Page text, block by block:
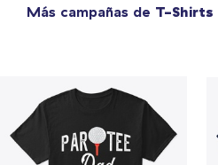
Más campañas de T-Shirts